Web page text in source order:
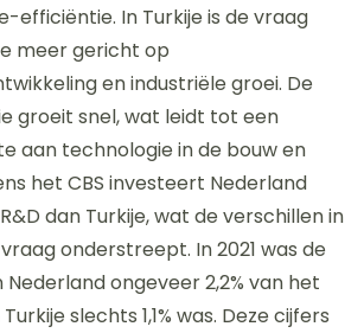
efficiëntie. In Turkije is de vraag
meer gericht op
en industriële groei. De
groeit snel, wat leidt tot een
aan technologie in de bouw en
het CBS investeert Nederland
dan Turkije, wat de verschillen in
onderstreept. In 2021 was de
ongeveer 2,2% van het
slechts 1,1% was. Deze cijfers